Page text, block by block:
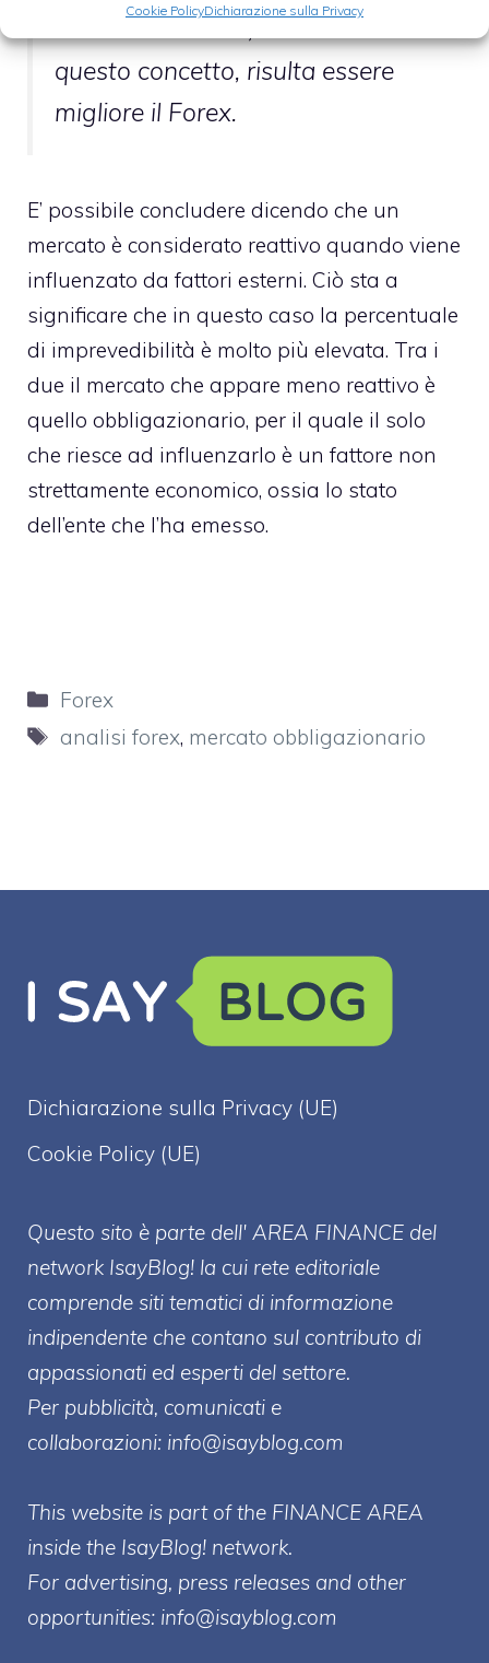
Cookie PolicyDichiarazione sulla Privacy
Ancora una volta, in relazione a
questo concetto, risulta essere
migliore il Forex.
E’ possibile concludere dicendo che un
mercato è considerato reattivo quando viene
influenzato da fattori esterni. Ciò sta a
significare che in questo caso la percentuale
di imprevedibilità è molto più elevata. Tra i
due il mercato che appare meno reattivo è
quello obbligazionario, per il quale il solo
che riesce ad influenzarlo è un fattore non
strettamente economico, ossia lo stato
dell’ente che l’ha emesso.
Categorie
Forex
Tag
analisi forex, mercato obbligazionario
Dichiarazione sulla Privacy (UE)
Cookie Policy (UE)
Questo sito è parte dell' AREA FINANCE del
network IsayBlog! la cui rete editoriale
comprende siti tematici di informazione
indipendente che contano sul contributo di
appassionati ed esperti del settore.
Per pubblicità, comunicati e
collaborazioni: info@isayblog.com
This website is part of the FINANCE AREA
inside the IsayBlog! network.
For advertising, press releases and other
opportunities: info@isayblog.com